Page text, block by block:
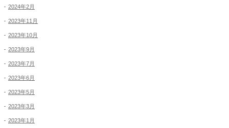
2024年2月
2023年11月
2023年10月
2023年9月
2023年7月
2023年6月
2023年5月
2023年3月
2023年1月